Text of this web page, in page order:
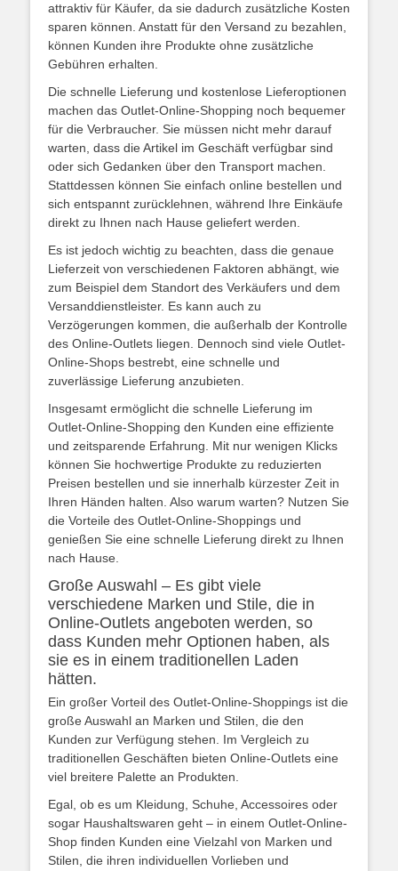
attraktiv für Käufer, da sie dadurch zusätzliche Kosten
sparen können. Anstatt für den Versand zu bezahlen,
können Kunden ihre Produkte ohne zusätzliche
Gebühren erhalten.
Die schnelle Lieferung und kostenlose Lieferoptionen
machen das Outlet-Online-Shopping noch bequemer
für die Verbraucher. Sie müssen nicht mehr darauf
warten, dass die Artikel im Geschäft verfügbar sind
oder sich Gedanken über den Transport machen.
Stattdessen können Sie einfach online bestellen und
sich entspannt zurücklehnen, während Ihre Einkäufe
direkt zu Ihnen nach Hause geliefert werden.
Es ist jedoch wichtig zu beachten, dass die genaue
Lieferzeit von verschiedenen Faktoren abhängt, wie
zum Beispiel dem Standort des Verkäufers und dem
Versanddienstleister. Es kann auch zu
Verzögerungen kommen, die außerhalb der Kontrolle
des Online-Outlets liegen. Dennoch sind viele Outlet-
Online-Shops bestrebt, eine schnelle und
zuverlässige Lieferung anzubieten.
Insgesamt ermöglicht die schnelle Lieferung im
Outlet-Online-Shopping den Kunden eine effiziente
und zeitsparende Erfahrung. Mit nur wenigen Klicks
können Sie hochwertige Produkte zu reduzierten
Preisen bestellen und sie innerhalb kürzester Zeit in
Ihren Händen halten. Also warum warten? Nutzen Sie
die Vorteile des Outlet-Online-Shoppings und
genießen Sie eine schnelle Lieferung direkt zu Ihnen
nach Hause.
Große Auswahl – Es gibt viele
verschiedene Marken und Stile, die in
Online-Outlets angeboten werden, so
dass Kunden mehr Optionen haben, als
sie es in einem traditionellen Laden
hätten.
Ein großer Vorteil des Outlet-Online-Shoppings ist die
große Auswahl an Marken und Stilen, die den
Kunden zur Verfügung stehen. Im Vergleich zu
traditionellen Geschäften bieten Online-Outlets eine
viel breitere Palette an Produkten.
Egal, ob es um Kleidung, Schuhe, Accessoires oder
sogar Haushaltswaren geht – in einem Outlet-Online-
Shop finden Kunden eine Vielzahl von Marken und
Stilen, die ihren individuellen Vorlieben und